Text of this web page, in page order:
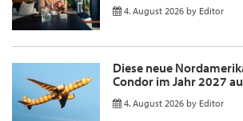
4. August 2026 by Editor
Diese neue
Condor im Jahr 2027
4. August 2026 by Editor